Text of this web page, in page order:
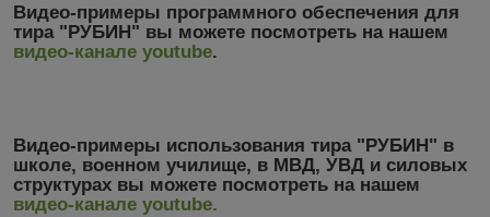
Видео-примеры программного обеспечения для
тира "РУБИН" вы можете посмотреть на нашем
видео-канале youtube.
Видео-примеры использования тира "РУБИН" в
школе, военном училище, в МВД, УВД и силовых
структурах вы можете посмотреть на нашем
видео-канале youtube.